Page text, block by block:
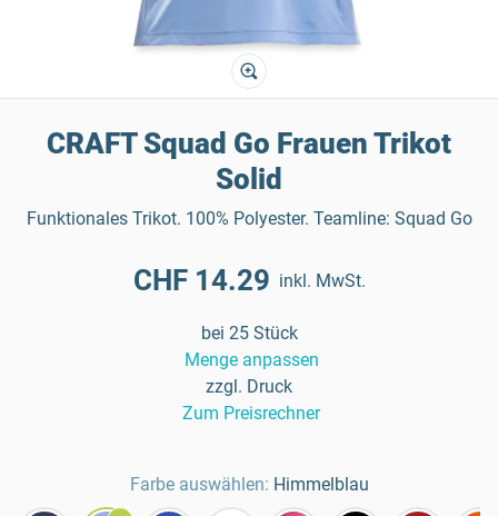
CRAFT Squad Go Frauen Trikot
Solid
Funktionales Trikot. 100% Polyester. Teamline: Squad Go
CHF 14.29 inkl. MwSt.
bei 25 Stück
Menge anpassen
zzgl. Druck
Zum Preisrechner
Farbe auswählen: Himmelblau